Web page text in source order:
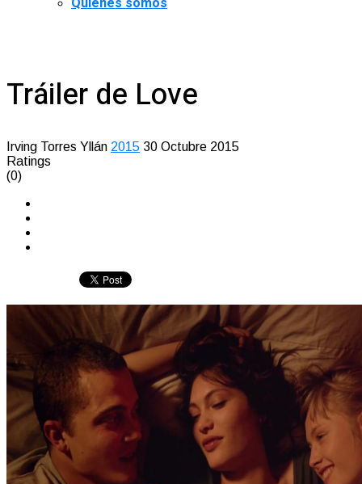
Tráiler de Love
Irving Torres Yllán 2015 30 Octubre 2015
Ratings
(0)